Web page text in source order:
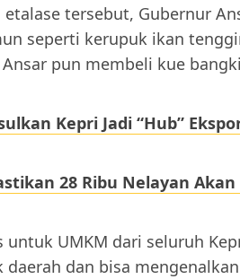
tersebut, Gubernur
seperti kerupuk ikan
pun membeli kue
Kepri Jadi “Hub”
28 Ribu Nelayan
untuk UMKM dari seluruh
dan bisa